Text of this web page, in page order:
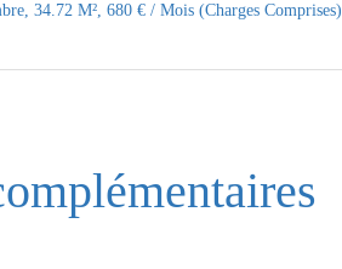
34.72 M², 680 € / Mois (Charges Comprises)